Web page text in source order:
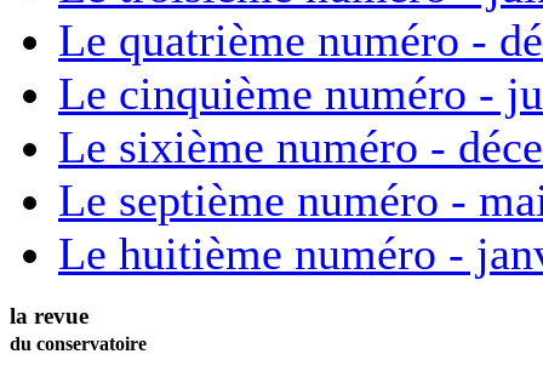
Le quatrième numéro -
Le cinquième numéro -
Le sixième numéro -
Le septième numéro -
Le huitième numéro -
la revue
du conservatoire